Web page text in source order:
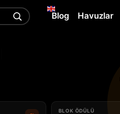
Blog Havuzlar
BLOK ÖDÜLÜ